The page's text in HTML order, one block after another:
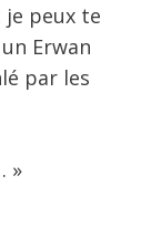
peux te
Erwan
par les
»